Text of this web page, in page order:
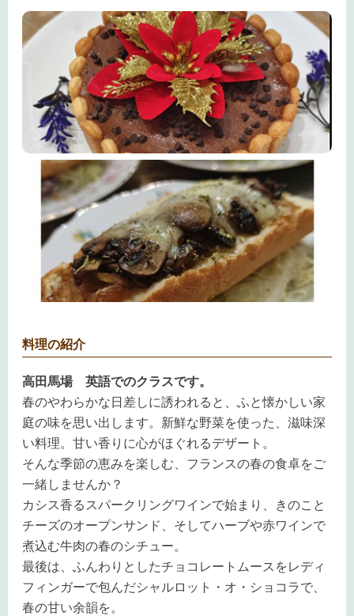
料理の紹介
高田馬場 英語でのクラスです。
春のやわらかな日差しに誘われると、ふと懐かしい家
庭の味を思い出します。新鮮な野菜を使った、滋味深
い料理。甘い香りに心がほぐれるデザート。
そんな季節の恵みを楽しむ、フランスの春の食卓をご
一緒しませんか？
カシス香るスパークリングワインで始まり、きのこと
チーズのオープンサンド、そしてハーブや赤ワインで
煮込む牛肉の春のシチュー。
最後は、ふんわりとしたチョコレートムースをレディ
フィンガーで包んだシャルロット・オ・ショコラで、
春の甘い余韻を。